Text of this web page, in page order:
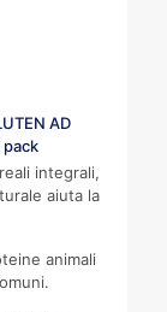
AD
pack
integrali,
aiuta la
animali